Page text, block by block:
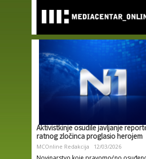
main
content
Aktivistkinje osudile javljanje
ratnog zločinca proglasio herojem
MCOnline Redakcija 12/03/2026